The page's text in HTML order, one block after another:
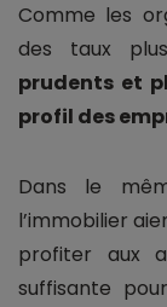
Comme les
des taux
prudents et
profil des
Dans le
l’immobilier
profiter aux
suffisante